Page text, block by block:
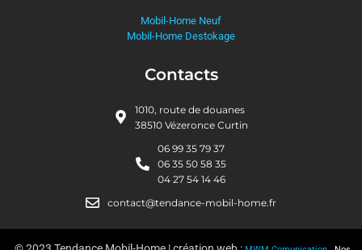
Mobil-Home Neuf
Mobil-Home Destokage
Contacts
1010, route de douanes
38510 Vézeronce Curtin
06 99 35 79 37
06 35 50 58 35
04 27 54 14 46
contact@tendance-mobil-home.fr